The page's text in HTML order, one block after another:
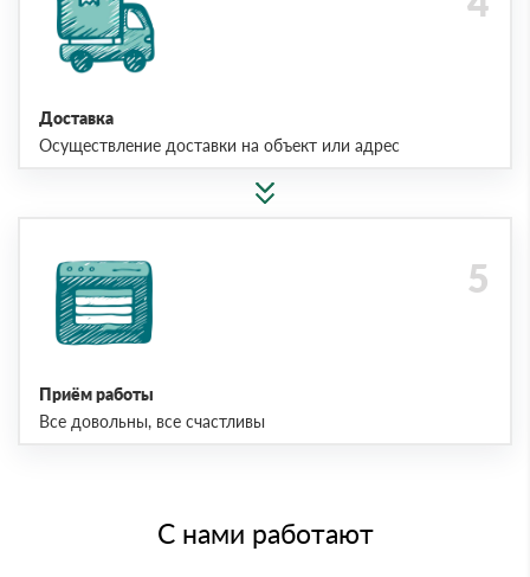
Доставка
Осуществление доставки на объект или адрес
Приём работы
Все довольны, все счастливы
С нами работают